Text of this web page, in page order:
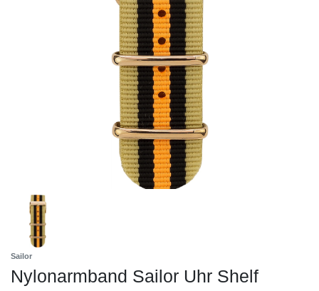
Sailor
Nylonarmband Sailor Uhr Shelf